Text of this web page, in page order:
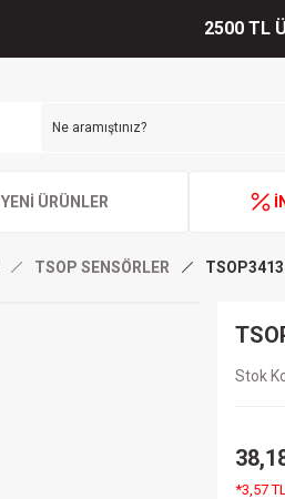
2500 TL
YENİ ÜRÜNLER
TSOP SENSÖRLER
Stok
*3,57